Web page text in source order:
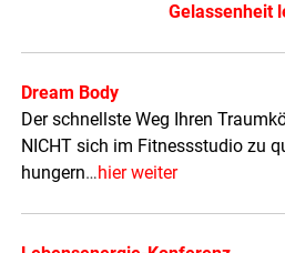
Gelassenheit
Dream Body
Der schnellste Weg Ihren
NICHT sich im Fitnessstudio zu
hungern…hier weiter